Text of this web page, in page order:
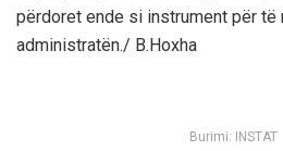
përdoret ende si instrument për të
administratën./ B.Hoxha
Burimi: INSTAT